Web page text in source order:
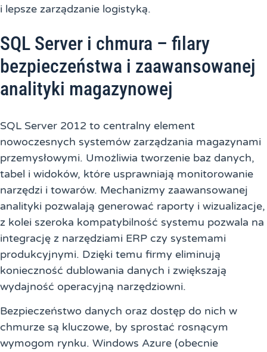
i lepsze zarządzanie logistyką.
SQL Server i chmura – filary
bezpieczeństwa i zaawansowanej
analityki magazynowej
SQL Server 2012 to centralny element
nowoczesnych systemów zarządzania magazynami
przemysłowymi. Umożliwia tworzenie baz danych,
tabel i widoków, które usprawniają monitorowanie
narzędzi i towarów. Mechanizmy zaawansowanej
analityki pozwalają generować raporty i wizualizacje,
z kolei szeroka kompatybilność systemu pozwala na
integrację z narzędziami ERP czy systemami
produkcyjnymi. Dzięki temu firmy eliminują
konieczność dublowania danych i zwiększają
wydajność operacyjną narzędziowni.
Bezpieczeństwo danych oraz dostęp do nich w
chmurze są kluczowe, by sprostać rosnącym
wymogom rynku. Windows Azure (obecnie